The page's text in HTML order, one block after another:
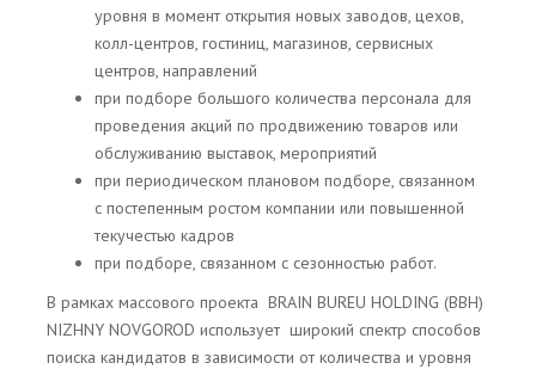
уровня в момент открытия новых заводов, цехов,
колл-центров, гостиниц, магазинов, сервисных
центров, направлений
при подборе большого количества персонала для
проведения акций по продвижению товаров или
обслуживанию выставок, мероприятий
при периодическом плановом подборе, связанном
с постепенным ростом компании или повышенной
текучестью кадров
при подборе, связанном с сезонностью работ.
В рамках массового проекта BRAIN BUREU HOLDING (BBH)
NIZHNY NOVGOROD использует широкий спектр способов
поиска кандидатов в зависимости от количества и уровня